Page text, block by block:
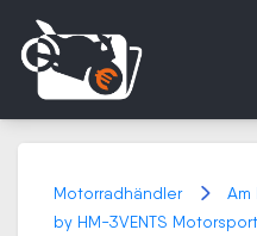
Motorradhändler Am
by HM-3VENTS